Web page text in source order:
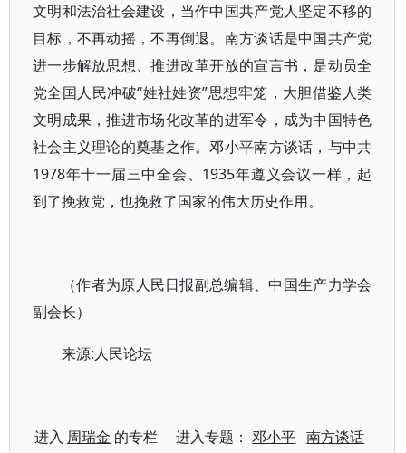
文明和法治社会建设，当作中国共产党人坚定不移的
目标，不再动摇，不再倒退。南方谈话是中国共产党
进一步解放思想、推进改革开放的宣言书，是动员全
党全国人民冲破“姓社姓资”思想牢笼，大胆借鉴人类
文明成果，推进市场化改革的进军令，成为中国特色
社会主义理论的奠基之作。邓小平南方谈话，与中共
1978年十一届三中全会、1935年遵义会议一样，起
到了挽救党，也挽救了国家的伟大历史作用。
（作者为原人民日报副总编辑、中国生产力学会
副会长）
来源:人民论坛
进入 周瑞金 的专栏 进入专题：邓小平 南方谈话